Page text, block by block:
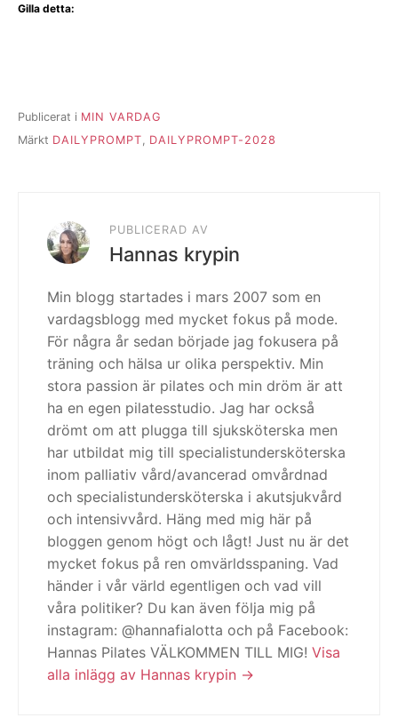
Gilla detta:
Publicerat i MIN VARDAG
Märkt DAILYPROMPT, DAILYPROMPT-2028
PUBLICERAD AV
Hannas krypin
Min blogg startades i mars 2007 som en
vardagsblogg med mycket fokus på mode.
För några år sedan började jag fokusera på
träning och hälsa ur olika perspektiv. Min
stora passion är pilates och min dröm är att
ha en egen pilatesstudio. Jag har också
drömt om att plugga till sjuksköterska men
har utbildat mig till specialistundersköterska
inom palliativ vård/avancerad omvårdnad
och specialistundersköterska i akutsjukvård
och intensivvård. Häng med mig här på
bloggen genom högt och lågt! Just nu är det
mycket fokus på ren omvärldsspaning. Vad
händer i vår värld egentligen och vad vill
våra politiker? Du kan även följa mig på
instagram: @hannafialotta och på Facebook:
Hannas Pilates VÄLKOMMEN TILL MIG! Visa
alla inlägg av Hannas krypin